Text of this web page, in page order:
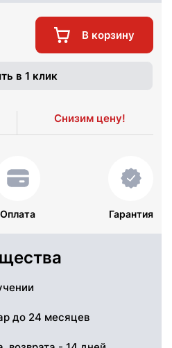
В корзину
в 1 клик
Снизим цену!
Оплата Гарантия
до 24 месяцев